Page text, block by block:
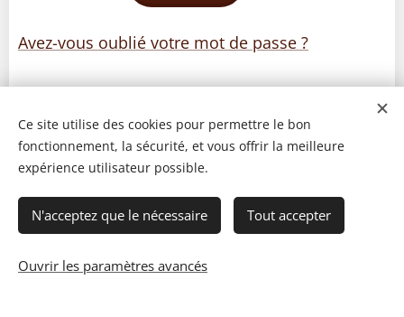
Avez-vous oublié votre mot de passe ?
© 2023 Les recettes d'Henri-Luc. Tous droits réservés.
Ce site utilise des cookies pour permettre le bon
fonctionnement, la sécurité, et vous offrir la meilleure
expérience utilisateur possible.
N'acceptez que le nécessaire Tout accepter
Ouvrir les paramètres avancés